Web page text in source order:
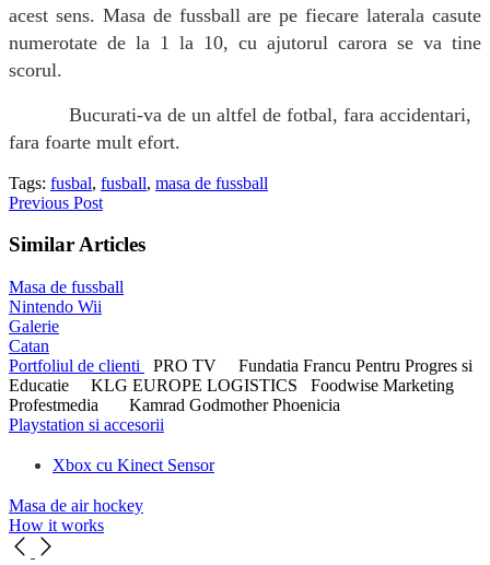
acest sens. Masa de fussball are pe fiecare laterala casute
numerotate de la 1 la 10, cu ajutorul carora se va tine
scorul.
Bucurati-va de un altfel de fotbal, fara accidentari,
fara foarte mult efort.
Tags: fusbal, fusball, masa de fussball
Previous Post
Similar Articles
Masa de fussball
Nintendo Wii
Galerie
Catan
Portfoliul de clienti
PRO TV Fundatia Francu Pentru Progres si
Educatie KLG EUROPE LOGISTICS Foodwise Marketing
Profestmedia Kamrad Godmother Phoenicia
Playstation si accesorii
Xbox cu Kinect Sensor
Masa de air hockey
How it works